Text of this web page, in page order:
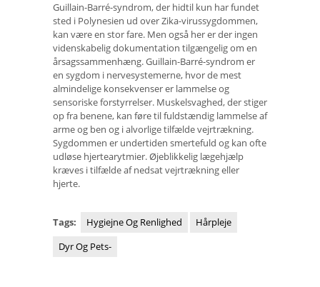
Guillain-Barré-syndrom, der hidtil kun har fundet
sted i Polynesien ud over Zika-virussygdommen,
kan være en stor fare. Men også her er der ingen
videnskabelig dokumentation tilgængelig om en
årsagssammenhæng. Guillain-Barré-syndrom er
en sygdom i nervesystemerne, hvor de mest
almindelige konsekvenser er lammelse og
sensoriske forstyrrelser. Muskelsvaghed, der stiger
op fra benene, kan føre til fuldstændig lammelse af
arme og ben og i alvorlige tilfælde vejrtrækning.
Sygdommen er undertiden smertefuld og kan ofte
udløse hjertearytmier. Øjeblikkelig lægehjælp
kræves i tilfælde af nedsat vejrtrækning eller
hjerte.
Tags: Hygiejne Og Renlighed
Hårpleje
Dyr Og Pets-